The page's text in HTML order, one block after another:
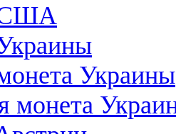
США
Украины
монета